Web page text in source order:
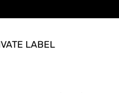
LABEL